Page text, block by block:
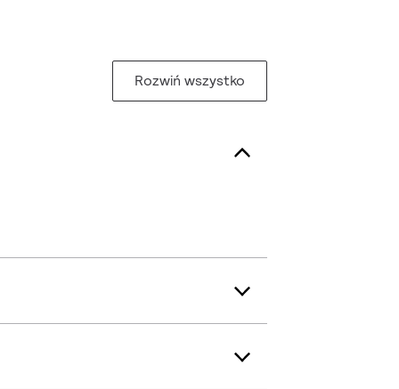
Rozwiń wszystko